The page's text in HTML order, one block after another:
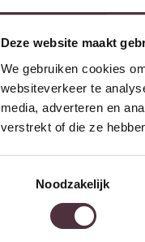
Deze website maakt
We gebruiken cookies
websiteverkeer te
media, adverteren en
verstrekt of die ze
Noodzakelijk